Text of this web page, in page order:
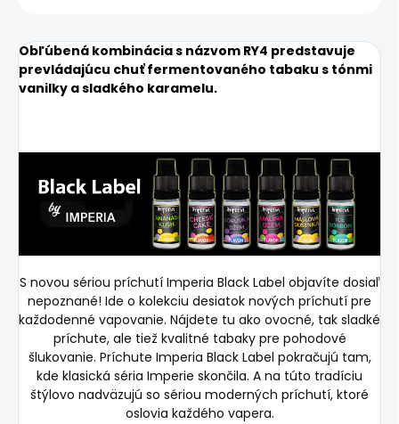
Obľúbená kombinácia s názvom RY4 predstavuje
prevládajúcu chuť fermentovaného tabaku s tónmi
vanilky a sladkého karamelu.
S novou sériou príchutí Imperia Black Label objavíte dosiaľ
nepoznané! Ide o kolekciu desiatok nových príchutí pre
každodenné vapovanie. Nájdete tu ako ovocné, tak sladké
príchute, ale tiež kvalitné tabaky pre pohodové
šlukovanie. Príchute Imperia Black Label pokračujú tam,
kde klasická séria Imperie skončila. A na túto tradíciu
štýlovo nadväzujú so sériou moderných príchutí, ktoré
oslovia každého vapera.